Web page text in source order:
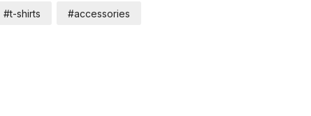
#t-shirts #accessories